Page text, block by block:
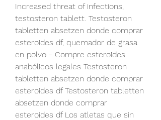
Increased threat of infections,
testosteron tablett. Testosteron
tabletten absetzen donde comprar
esteroides df, quemador de grasa
en polvo - Compre esteroides
anabólicos legales Testosteron
tabletten absetzen donde comprar
esteroides df Testosteron tabletten
absetzen donde comprar
esteroides df Los atletas que sin